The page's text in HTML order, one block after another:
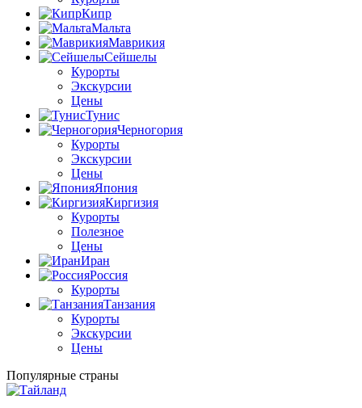
Кипр
Мальта
Маврикия
Сейшелы
Курорты
Экскурсии
Цены
Тунис
Черногория
Курорты
Экскурсии
Цены
Япония
Киргизия
Курорты
Полезное
Цены
Иран
Россия
Курорты
Танзания
Курорты
Экскурсии
Цены
Популярные страны